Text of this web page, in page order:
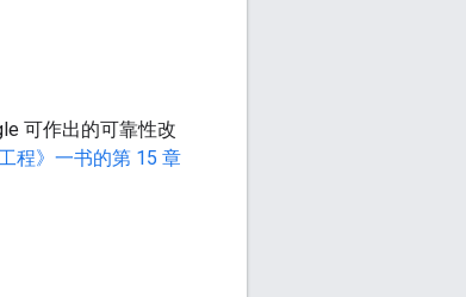
可作出的可靠性改
程》一书的第 15 章